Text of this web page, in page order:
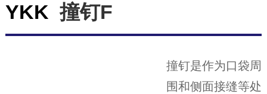
YKK 撞钉F
撞钉是作为口袋周
围和侧面接缝等处